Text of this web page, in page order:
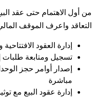
من أول الاهتمام حتى عقد
التعاقد واعرف الموقف
إدارة العقود
تسجيل ومتابعة طلبات
إصدار أوامر حجز
مباشرة
إدارة عقود البيع مع